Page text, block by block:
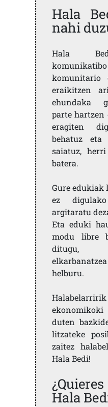
Hala
nahi
Hala
komunitario
eraikitzen
ehundaka
parte hartzen
eragiten
behatuz eta
saiatuz,
batera.
Gure
ez
argitaratu
Eta eduki
modu libre
ditugu,
helburu.
duten
litzateke
zaitez
Hala Bedi!
Hala